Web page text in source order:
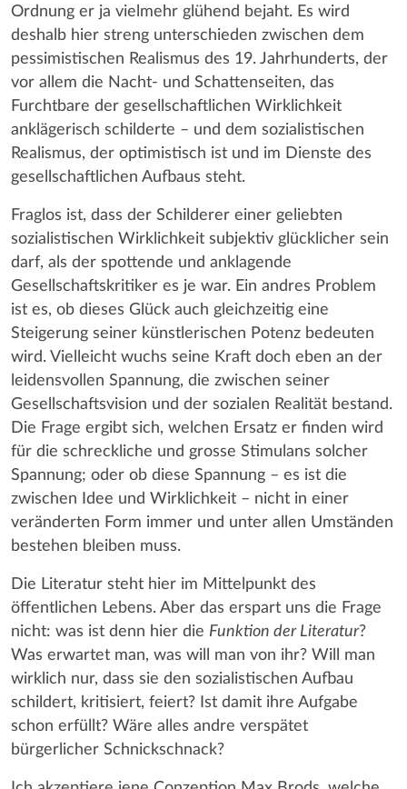
Ordnung er ja vielmehr glühend bejaht. Es wird
deshalb hier streng unterschieden zwischen dem
pessimistischen Realismus des 19. Jahrhunderts, der
vor allem die Nacht- und Schattenseiten, das
Furchtbare der gesellschaftlichen Wirklichkeit
anklägerisch schilderte – und dem sozialistischen
Realismus, der optimistisch ist und im Dienste des
gesellschaftlichen Aufbaus steht.
Fraglos ist, dass der Schilderer einer geliebten
sozialistischen Wirklichkeit subjektiv glücklicher sein
darf, als der spottende und anklagende
Gesellschaftskritiker es je war. Ein andres Problem
ist es, ob dieses Glück auch gleichzeitig eine
Steigerung seiner künstlerischen Potenz bedeuten
wird. Vielleicht wuchs seine Kraft doch eben an der
leidensvollen Spannung, die zwischen seiner
Gesellschaftsvision und der sozialen Realität bestand.
Die Frage ergibt sich, welchen Ersatz er finden wird
für die schreckliche und grosse Stimulans solcher
Spannung; oder ob diese Spannung – es ist die
zwischen Idee und Wirklichkeit – nicht in einer
veränderten Form immer und unter allen Umständen
bestehen bleiben muss.
Die Literatur steht hier im Mittelpunkt des
öffentlichen Lebens. Aber das erspart uns die Frage
nicht: was ist denn hier die Funktion der Literatur?
Was erwartet man, was will man von ihr? Will man
wirklich nur, dass sie den sozialistischen Aufbau
schildert, kritisiert, feiert? Ist damit ihre Aufgabe
schon erfüllt? Wäre alles andre verspätet
bürgerlicher Schnickschnack?